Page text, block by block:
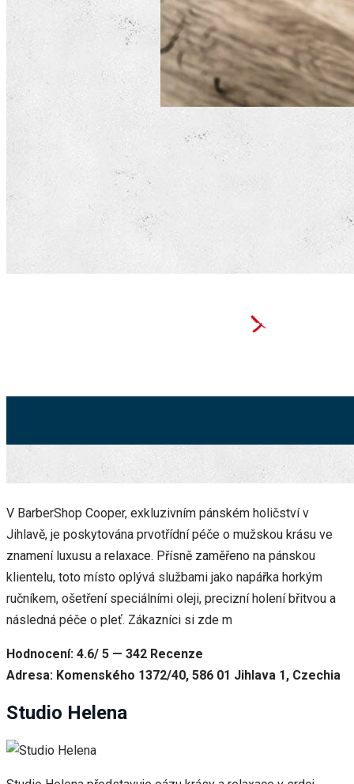
V BarberShop Cooper, exkluzivním pánském holičství v
Jihlavě, je poskytována prvotřídní péče o mužskou krásu ve
znamení luxusu a relaxace. Přísně zaměřeno na pánskou
klientelu, toto místo oplývá službami jako napářka horkým
ručníkem, ošetření speciálními oleji, precizní holení břitvou a
následná péče o pleť. Zákazníci si zde m
Hodnocení: 4.6/ 5 — 342 Recenze
Adresa: Komenského 1372/40, 586 01 Jihlava 1, Czechia
Studio Helena